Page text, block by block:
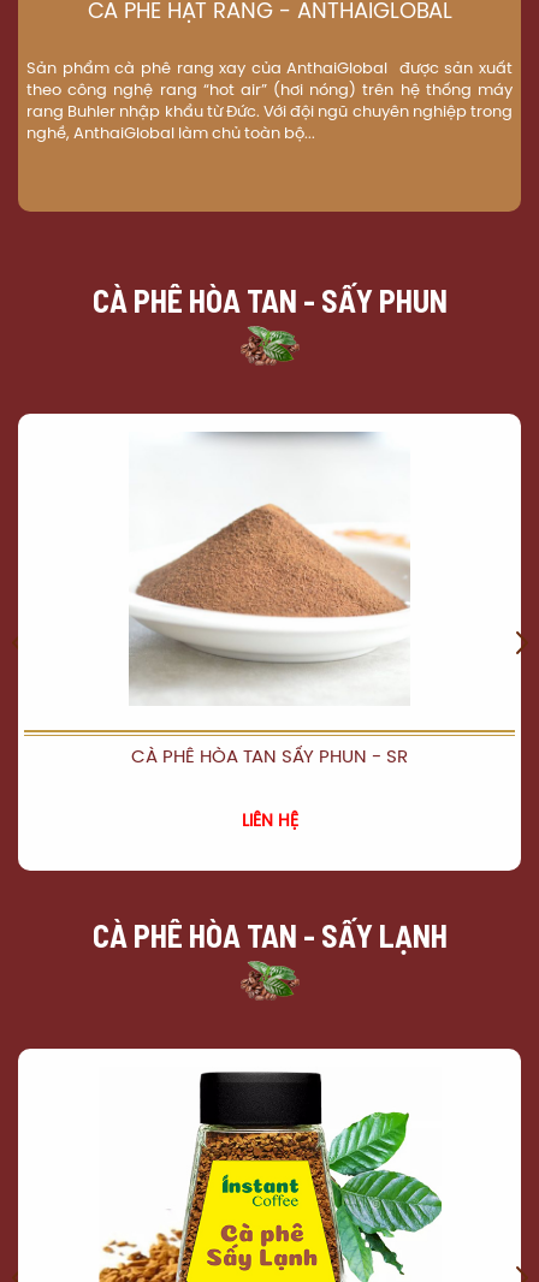
CÀ PHÊ HẠT RANG - ANTHAIGLOBAL
Sản phẩm cà phê rang xay của AnthaiGlobal được sản xuất
theo công nghệ rang “hot air” (hơi nóng) trên hệ thống máy
rang Buhler nhập khẩu từ Đức. Với đội ngũ chuyên nghiệp trong
nghề, AnthaiGlobal làm chủ toàn bộ...
CÀ PHÊ HÒA TAN - SẤY PHUN
CÀ PHÊ HÒA TAN SẤY PHUN - SR
LIÊN HỆ
CÀ PHÊ HÒA TAN - SẤY LẠNH